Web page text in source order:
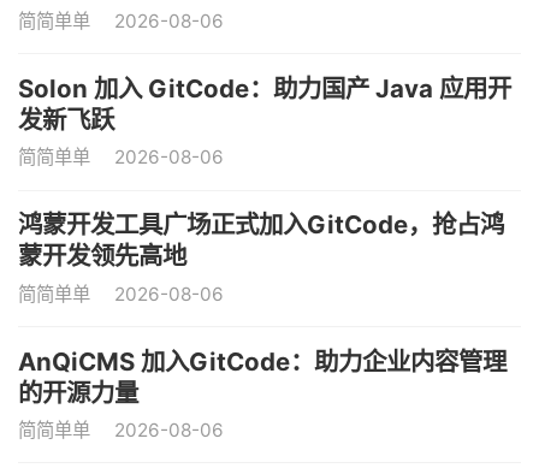
简简单单 2026-08-06
Solon 加入 GitCode：助力国产 Java 应用开
发新飞跃
简简单单 2026-08-06
鸿蒙开发工具广场正式加入GitCode，抢占鸿
蒙开发领先高地
简简单单 2026-08-06
AnQiCMS 加入GitCode：助力企业内容管理
的开源力量
简简单单 2026-08-06